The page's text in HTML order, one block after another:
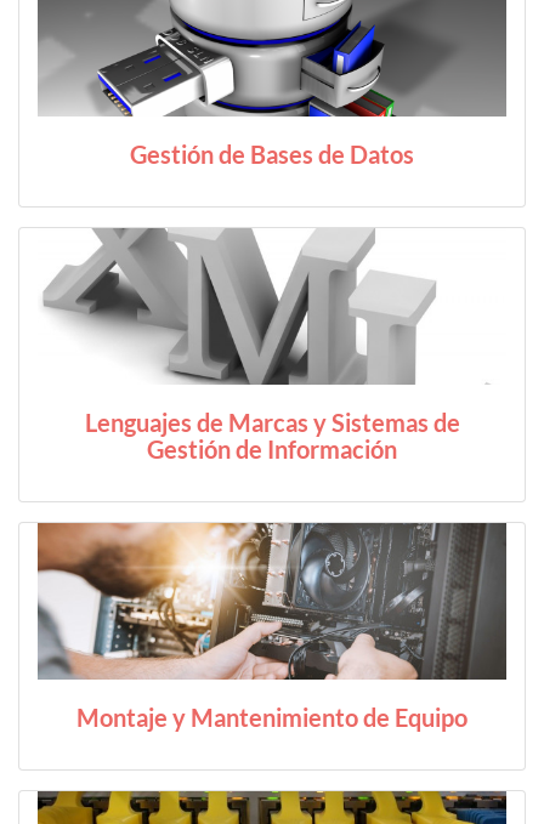
Gestión de Bases de Datos
Lenguajes de Marcas y Sistemas de
Gestión de Información
Montaje y Mantenimiento de Equipo